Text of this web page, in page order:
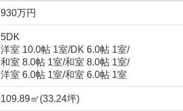
930万円
5DK
洋室 10.0帖 1室/DK 6.0帖 1室/
和室 8.0帖 1室/和室 8.0帖 1室/
洋室 6.0帖 1室/和室 6.0帖 1室
109.89㎡(33.24坪)